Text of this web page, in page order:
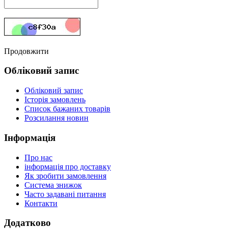
Продовжити
Обліковий запис
Обліковий запис
Історія замовлень
Список бажаних товарів
Розсилання новин
Інформація
Про нас
інформація про доставку
Як зробити замовлення
Система знижок
Часто задавані питання
Контакти
Додатково